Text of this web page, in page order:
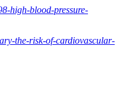
high-blood-pressure-
the-risk-of-cardiovascular-